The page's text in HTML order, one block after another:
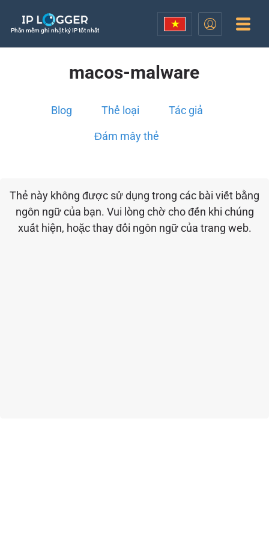
Phần mềm ghi nhật ký IP tốt nhất
macos-malware
Blog Thể loại Tác giả
Đám mây thẻ